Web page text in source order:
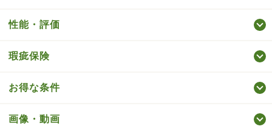
性能・評価
瑕疵保険
お得な条件
画像・動画